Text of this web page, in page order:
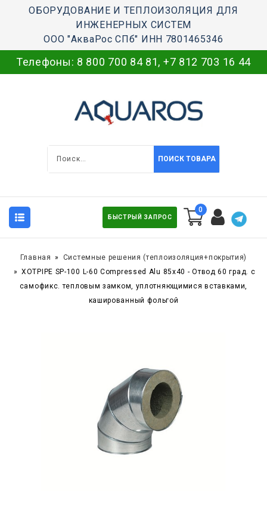
ОБОРУДОВАНИЕ И ТЕПЛОИЗОЛЯЦИЯ ДЛЯ
ИНЖЕНЕРНЫХ СИСТЕМ
ООО "АкваРос СПб" ИНН 7801465346
Телефоны: 8 800 700 84 81, +7 812 703 16 44
ПОИСК ТОВАРА
БЫСТРЫЙ ЗАПРОС
0
Главная
Системные решения (теплоизоляция+покрытия)
XOTPIPE SP-100 L-60 Compressed Alu 85x40 - Отвод 60 град. c
самофикс. тепловым замком, уплотняющимися вставками,
кашированный фольгой